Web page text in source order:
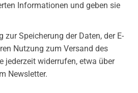
Informationen und geben sie
zur Speicherung der Daten, der E-
Nutzung zum Versand des
jederzeit widerrufen, etwa über
Newsletter.